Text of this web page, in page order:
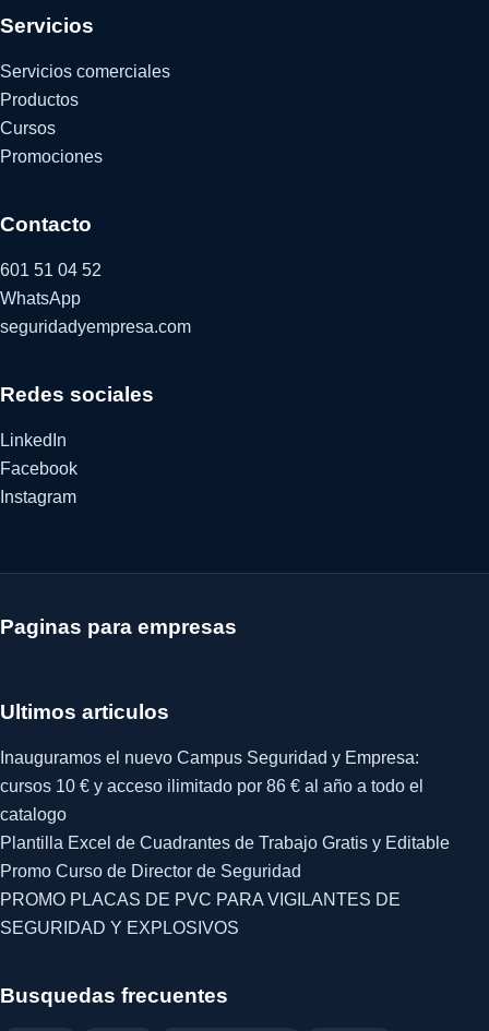
Servicios
Servicios comerciales
Productos
Cursos
Promociones
Contacto
601 51 04 52
WhatsApp
seguridadyempresa.com
Redes sociales
LinkedIn
Facebook
Instagram
Paginas para empresas
Ultimos articulos
Inauguramos el nuevo Campus Seguridad y Empresa:
cursos 10 € y acceso ilimitado por 86 € al año a todo el
catalogo
Plantilla Excel de Cuadrantes de Trabajo Gratis y Editable
Promo Curso de Director de Seguridad
PROMO PLACAS DE PVC PARA VIGILANTES DE
SEGURIDAD Y EXPLOSIVOS
Busquedas frecuentes